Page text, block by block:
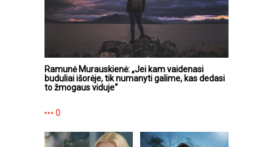
Ramunė Murauskienė: „Jei kam vaidenasi
buduliai išorėje, tik numanyti galime, kas dedasi
to žmogaus viduje“
0